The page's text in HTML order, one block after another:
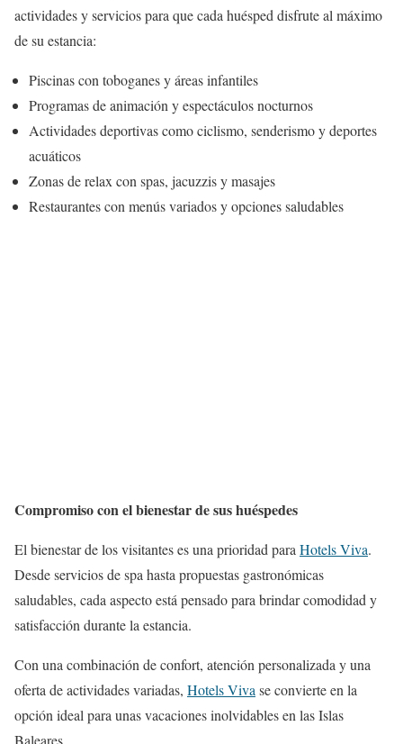
actividades y servicios para que cada huésped disfrute al máximo
de su estancia:
Piscinas con toboganes y áreas infantiles
Programas de animación y espectáculos nocturnos
Actividades deportivas como ciclismo, senderismo y deportes
acuáticos
Zonas de relax con spas, jacuzzis y masajes
Restaurantes con menús variados y opciones saludables
Compromiso con el bienestar de sus huéspedes
El bienestar de los visitantes es una prioridad para Hotels Viva.
Desde servicios de spa hasta propuestas gastronómicas
saludables, cada aspecto está pensado para brindar comodidad y
satisfacción durante la estancia.
Con una combinación de confort, atención personalizada y una
oferta de actividades variadas, Hotels Viva se convierte en la
opción ideal para unas vacaciones inolvidables en las Islas
Baleares.